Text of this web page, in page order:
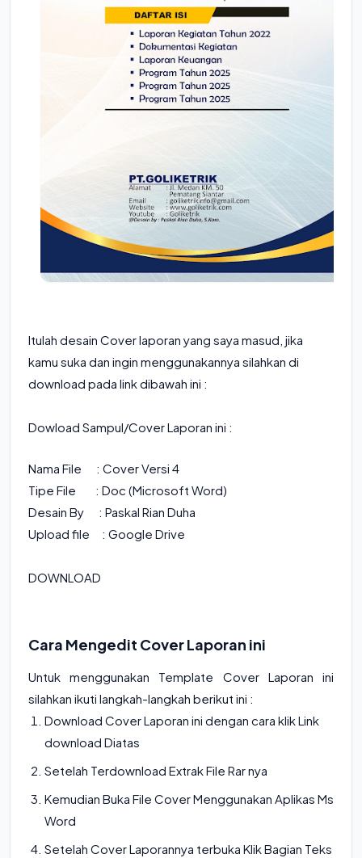
Itulah desain Cover laporan yang saya masud, jika
kamu suka dan ingin menggunakannya silahkan di
download pada link dibawah ini :
Dowload Sampul/Cover Laporan ini :
Nama File : Cover Versi 4
Tipe File : Doc (Microsoft Word)
Desain By : Paskal Rian Duha
Upload file : Google Drive
DOWNLOAD
Cara Mengedit Cover Laporan ini
Untuk menggunakan Template Cover Laporan ini
silahkan ikuti langkah-langkah berikut ini :
Download Cover Laporan ini dengan cara klik Link
download Diatas
Setelah Terdownload Extrak File Rar nya
Kemudian Buka File Cover Menggunakan Aplikas Ms
Word
Setelah Cover Laporannya terbuka Klik Bagian Teks